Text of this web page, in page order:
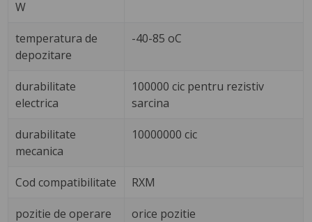
W
temperatura de
depozitare
-40-85 oC
durabilitate
electrica
100000 cic pentru rezistiv
sarcina
durabilitate
mecanica
10000000 cic
Cod compatibilitate RXM
pozitie de operare orice pozitie